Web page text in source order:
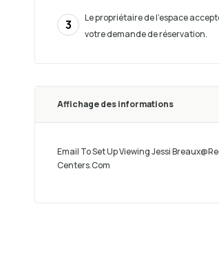
3
Le propriétaire de l'espace
votre demande de réservation.
Affichage des informations
Email To Set Up Viewing Jessi
Centers.Com